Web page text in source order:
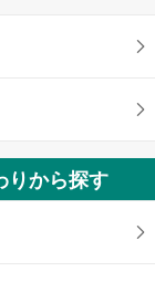
りから探す